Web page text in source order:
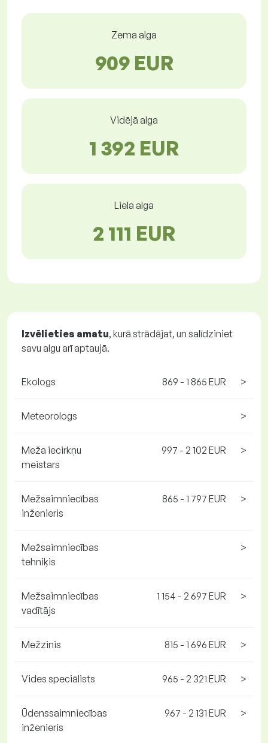
Zema alga
909 EUR
Vidējā alga
1 392 EUR
Liela alga
2 111 EUR
Izvēlieties amatu, kurā strādājat, un salīdziniet
savu algu arī aptaujā.
Ekologs 869 - 1 865 EUR >
Meteorologs >
Meža iecirkņu
meistars
997 - 2 102 EUR >
Mežsaimniecības
inženieris
865 - 1 797 EUR >
Mežsaimniecības
tehniķis
>
Mežsaimniecības
vadītājs
1 154 - 2 697 EUR >
Mežzinis 815 - 1 696 EUR >
Vides speciālists 965 - 2 321 EUR >
Ūdenssaimniecības
inženieris
967 - 2 131 EUR >